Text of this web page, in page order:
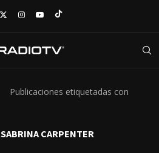
Publicaciones etiquetadas con
SABRINA CARPENTER